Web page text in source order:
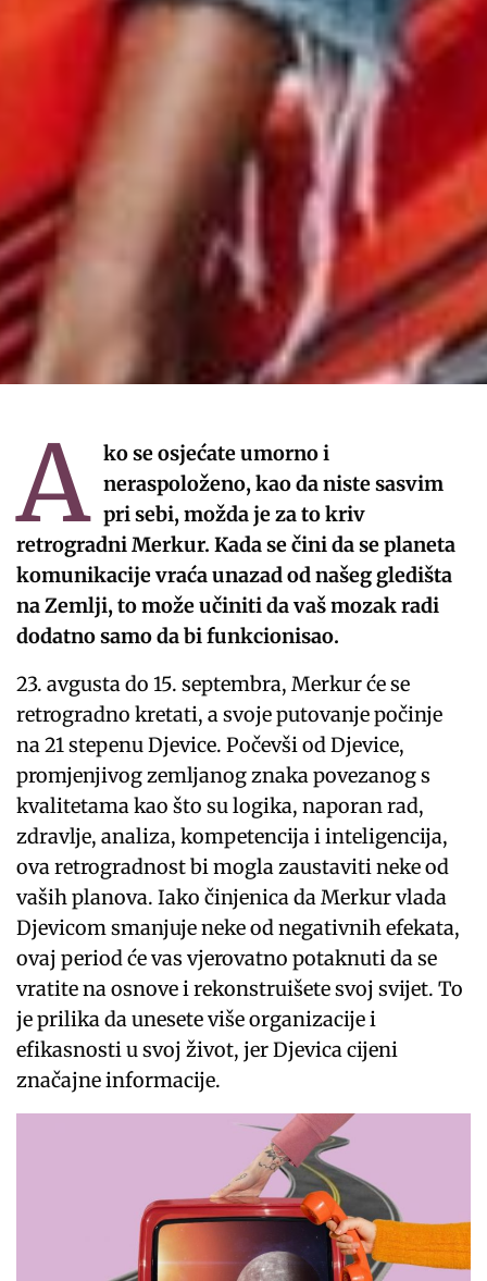
A ko se osjećate umorno i
neraspoloženo, kao da niste sasvim
pri sebi, možda je za to kriv
retrogradni Merkur. Kada se čini da se planeta
komunikacije vraća unazad od našeg gledišta
na Zemlji, to može učiniti da vaš mozak radi
dodatno samo da bi funkcionisao.
23. avgusta do 15. septembra, Merkur će se
retrogradno kretati, a svoje putovanje počinje
na 21 stepenu Djevice. Počevši od Djevice,
promjenjivog zemljanog znaka povezanog s
kvalitetama kao što su logika, naporan rad,
zdravlje, analiza, kompetencija i inteligencija,
ova retrogradnost bi mogla zaustaviti neke od
vaših planova. Iako činjenica da Merkur vlada
Djevicom smanjuje neke od negativnih efekata,
ovaj period će vas vjerovatno potaknuti da se
vratite na osnove i rekonstruišete svoj svijet. To
je prilika da unesete više organizacije i
efikasnosti u svoj život, jer Djevica cijeni
značajne informacije.